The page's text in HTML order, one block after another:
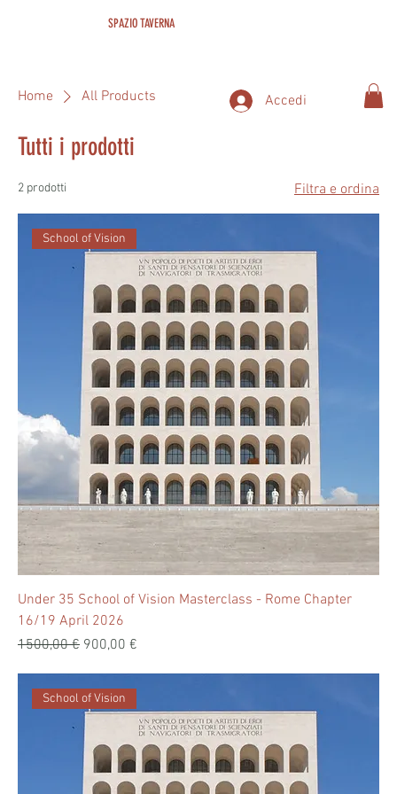
SPAZIO TAVERNA
Home All Products
Tutti i prodotti
2 prodotti Filtra e ordina
School of Vision
Under 35 School of Vision Masterclass - Rome Chapter
16/19 April 2026
Prezzo regolare
1500,00 € Prezzo scontato
900,00 €
School of Vision
Accedi